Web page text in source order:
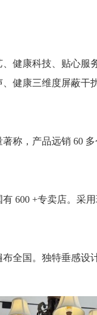
康科技、贴心服
健康三维度屏蔽干
，产品远销 60 多
+专卖店。采用
国。独特垂感设